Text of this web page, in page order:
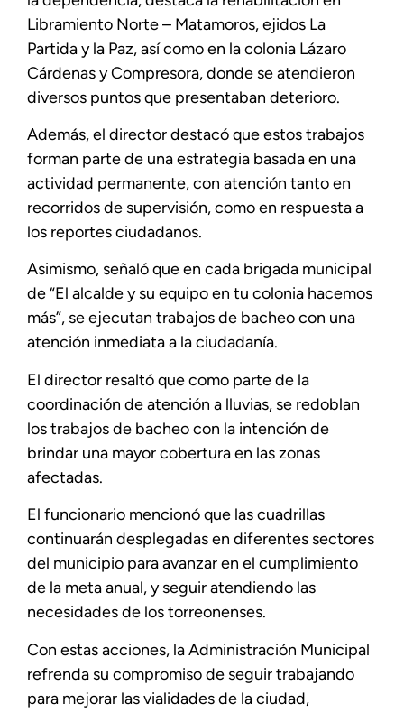
Libramiento Norte – Matamoros, ejidos La
Partida y la Paz, así como en la colonia Lázaro
Cárdenas y Compresora, donde se atendieron
diversos puntos que presentaban deterioro.
Además, el director destacó que estos trabajos
forman parte de una estrategia basada en una
actividad permanente, con atención tanto en
recorridos de supervisión, como en respuesta a
los reportes ciudadanos.
Asimismo, señaló que en cada brigada municipal
de “El alcalde y su equipo en tu colonia hacemos
más”, se ejecutan trabajos de bacheo con una
atención inmediata a la ciudadanía.
El director resaltó que como parte de la
coordinación de atención a lluvias, se redoblan
los trabajos de bacheo con la intención de
brindar una mayor cobertura en las zonas
afectadas.
El funcionario mencionó que las cuadrillas
continuarán desplegadas en diferentes sectores
del municipio para avanzar en el cumplimiento
de la meta anual, y seguir atendiendo las
necesidades de los torreonenses.
Con estas acciones, la Administración Municipal
refrenda su compromiso de seguir trabajando
para mejorar las vialidades de la ciudad,